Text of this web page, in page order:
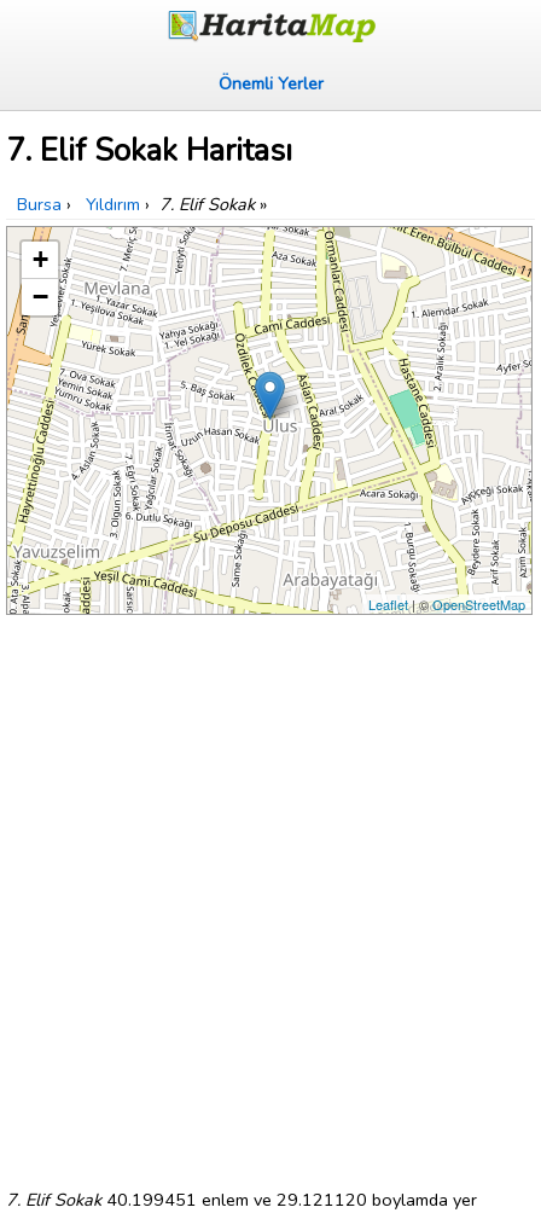
Önemli Yerler
7. Elif Sokak Haritası
Bursa › Yıldırım › 7. Elif Sokak»
+
−
Leaflet| ©OpenStreetMap
7. Elif Sokak40.199451 enlem ve 29.121120 boylamda yer